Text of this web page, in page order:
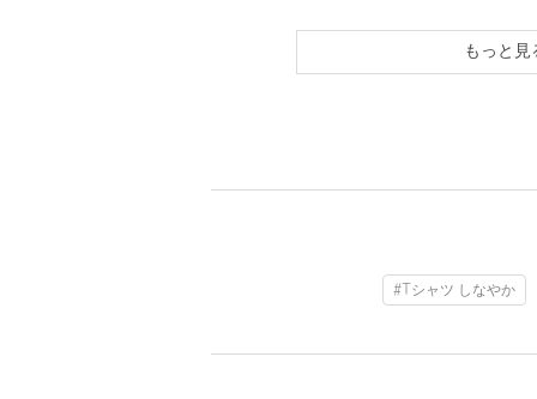
もっと見
#Tシャツ しなやか